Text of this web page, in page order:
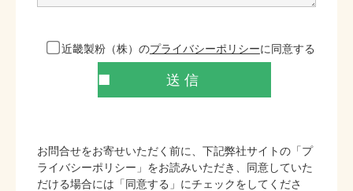
近畿製粉（株）のプライバシーポリシーに同意する
お問合せをお寄せいただく前に、下記弊社サイトの「プ
ライバシーポリシー」をお読みいただき、 同意していた
だける場合には「同意する」にチェックをしてくださ